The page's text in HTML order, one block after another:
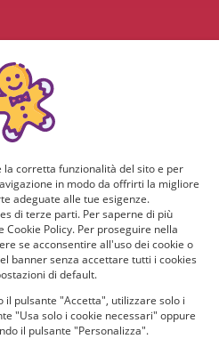
corretta funzionalità del sito e per
in modo da offrirti la migliore
adeguate alle tue esigenze.
di terze parti. Per saperne di più
Cookie Policy. Per proseguire nella
se acconsentire all'uso dei cookie o
banner senza accettare tutti i cookies
di default.
il pulsante "Accetta", utilizzare solo i
"Usa solo i cookie necessari" oppure
il pulsante "Personalizza".